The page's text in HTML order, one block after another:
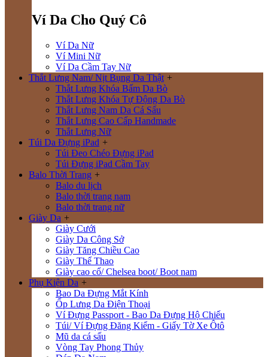
Ví Da Cho Quý Cô
Ví Da Nữ
Ví Mini Nữ
Ví Da Cầm Tay Nữ
Thắt Lưng Nam/ Nịt Bụng Da Thật +
Thắt Lưng Khóa Bấm Da Bò
Thắt Lưng Khóa Tự Động Da Bò
Thắt Lưng Nam Da Cá Sấu
Thắt Lưng Cao Cấp Handmade
Thắt Lưng Nữ
Túi Da Đựng iPad +
Túi Đeo Chéo Đựng iPad
Túi Đựng iPad Cầm Tay
Balo Thời Trang +
Balo du lịch
Balo thời trang nam
Balo thời trang nữ
Giày Da +
Giày Cưới
Giày Da Công Sở
Giày Tăng Chiều Cao
Giày Thể Thao
Giày cao cổ/ Chelsea boot/ Boot nam
Phụ Kiện Da +
Bao Da Đựng Mắt Kính
Ốp Lưng Da Điện Thoại
Ví Đựng Passport - Bao Da Đựng Hộ Chiếu
Túi/ Ví Đựng Đăng Kiểm - Giấy Tờ Xe Ôtô
Mũ da cá sấu
Vòng Tay Phong Thủy